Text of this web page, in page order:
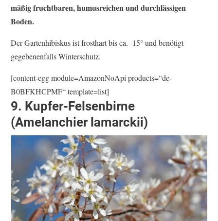
mäßig fruchtbaren, humusreichen und durchlässigen
Boden.
Der Gartenhibiskus ist frosthart bis ca. -15° und benötigt
gegebenenfalls Winterschutz.
[content-egg module=AmazonNoApi products=“de-
B0BFKHCPMF“ template=list]
9. Kupfer-Felsenbirne
(Amelanchier lamarckii)